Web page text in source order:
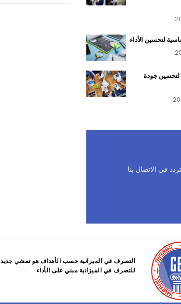
لتحسين الأداء
لتحسين جودة
في الاتصال بنا
التصرف في الميزانية حسب الأهداف هو تمشي جديد
للتصرف في الميزانية مبني على الأداء